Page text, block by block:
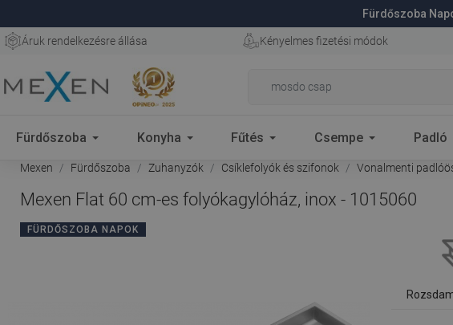
Fürdőszoba
Áruk rendelkezésre állása Kényelmes fizetési módok
Fürdőszoba Konyha Fűtés Csempe Padló
Mexen Fürdőszoba Zuhanyzók Csíklefolyók és szifonok Vonalmenti
Mexen Flat 60 cm-es folyókagylóház, inox - 1015060
FÜRDŐSZOBA NAPOK